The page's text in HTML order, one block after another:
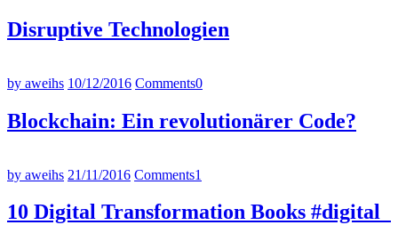
Disruptive Technologien
by aweihs 10/12/2016 Comments0
Blockchain: Ein revolutionärer Code?
by aweihs 21/11/2016 Comments1
10 Digital Transformation Books #digital